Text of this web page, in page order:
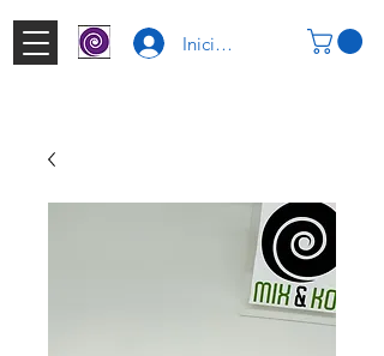
Iniciar Sesión